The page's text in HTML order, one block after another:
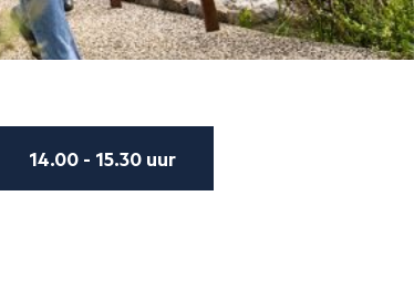
14.00 - 15.30 uur